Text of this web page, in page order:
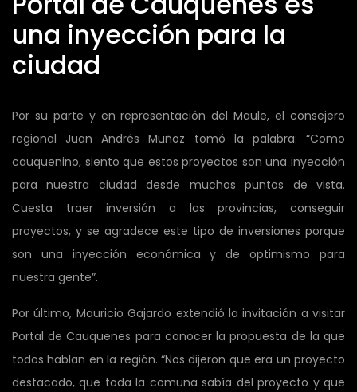
una inyección para la
ciudad
Por su parte y en representación del Maule, el consejero
regional Juan Andrés Muñoz tomó la palabra: “Como
cauquenino, siento que estos proyectos son una inyección
para nuestra ciudad desde muchos puntos de vista.
Cuesta traer inversión a las provincias, conseguir
proyectos, y se agradece este tipo de inversiones porque
son una inyección económica y de optimismo para
nuestra gente”.
Por último, Mauricio Gajardo extendió la invitación a visitar
Portal de Cauquenes para conocer la propuesta de la que
todos hablan en la región. “Nos dijeron que era un proyecto
destacado, que toda la comuna sabía del proyecto y que